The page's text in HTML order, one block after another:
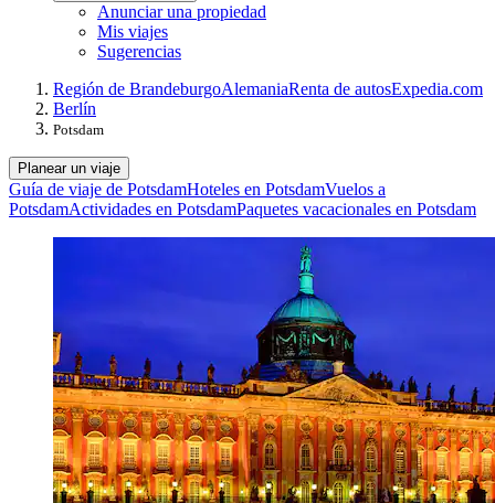
Anunciar una propiedad
Mis viajes
Sugerencias
Región de BrandeburgoAlemaniaRenta de autosExpedia.com
Berlín
Potsdam
Planear un viaje
Guía de viaje de PotsdamHoteles en PotsdamVuelos a
PotsdamActividades en PotsdamPaquetes vacacionales en Potsdam